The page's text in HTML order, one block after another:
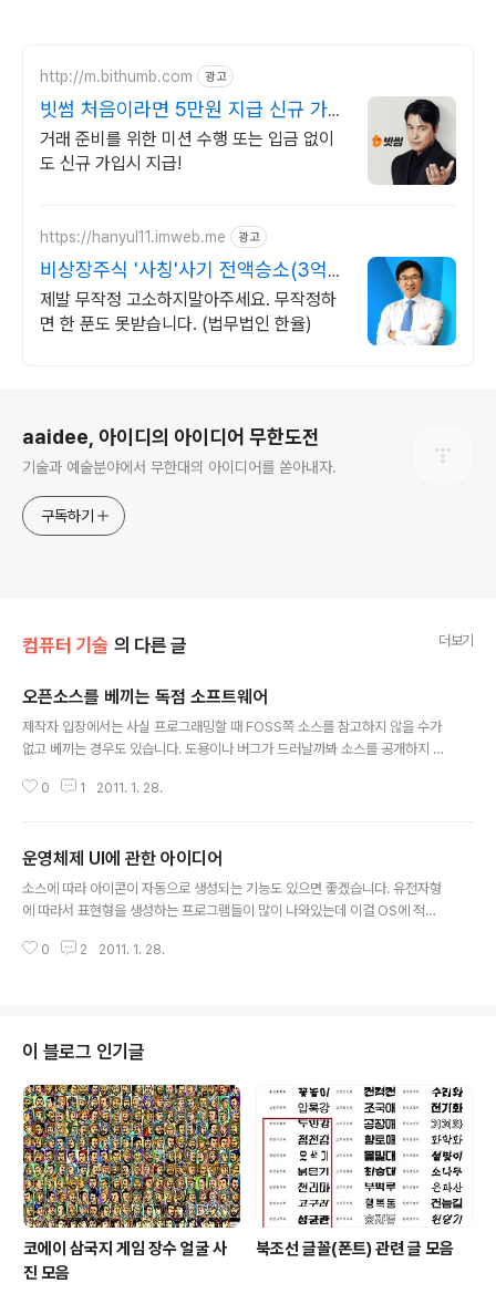
http://m.bithumb.com 광고
빗썸 처음이라면 5만원 지급 신규 가입
시 5만원 혜택
거래 준비를 위한 미션 수행 또는 입금 없이
도 신규 가입시 지급!
https://hanyul11.imweb.me 광고
비상장주식 '사칭'사기 전액승소(3억7
천) 사례보유
제발 무작정 고소하지말아주세요. 무작정하
면 한 푼도 못받습니다. (법무법인 한율)
aaidee, 아이디의 아이디어 무한도전
기술과 예술분야에서 무한대의 아이디어를 쏟아내자.
구독하기
컴퓨터 기술 의 다른 글 더보기
오픈소스를 베끼는 독점 소프트웨어
제작자 입장에서는 사실 프로그래밍할 때 FOSS쪽 소스를 참고하지 않을 수가
없고 베끼는 경우도 있습니다. 도용이나 버그가 드러날까봐 소스를 공개하지 못
못해도 소스 내부에서 http://나 이메일 주소같이 외부로 접속되는 링크 정도는
사 프로그램에 의뢰합니다. 중급자들은 여러 종류의 소스버그 분석기 중에 자신
에게 맞는 걸로 버퍼오버플로같은 버그를 잡아서 공개하고 스스로 컴파일하거
나 제작자에게 보고합니다.
0 1 2011. 1. 28.
운영체제 UI에 관한 아이디어
소스에 따라 아이콘이 자동으로 생성되는 기능도 있으면 좋겠습니다. 유전자형
에 따라서 표현형을 생성하는 프로그램들이 많이 나와있는데 이걸 OS에 적용
적으로 알 수 있게 외형이 생성되는 겁니다. 요즘의 GUI아이콘에 유전자 알고
는 오브젝트는 불투명하게 표시되고 소스가 있는 오브젝트는 내부 기능이 보이
도록 투명하게 표시됩니다. 소스를 구체적으로 보고 싶으면 돋보기로 확대를 해
서 봅니다. 소스가 가려서 잘 안..
0 2 2011. 1. 28.
이 블로그 인기글
코에이 삼국지 게임 장수 얼굴 사
진 모음
북조선 글꼴(폰트) 관련 글 모음